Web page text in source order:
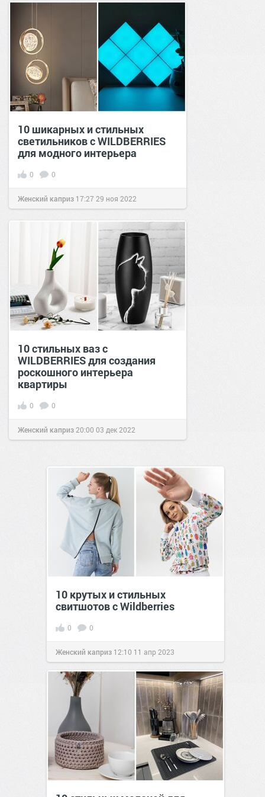
10 шикарных и стильных
светильников с WILDBERRIES
для модного интерьера
0 0
Женский каприз 17:27 29 ноя 2022
10 стильных ваз с
WILDBERRIES для создания
роскошного интерьера
квартиры
0 0
Женский каприз 20:00 03 дек 2022
10 крутых и стильных
свитшотов с Wildberries
0 0
Женский каприз 12:10 11 апр 2023